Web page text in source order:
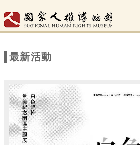
站
題
最新活動